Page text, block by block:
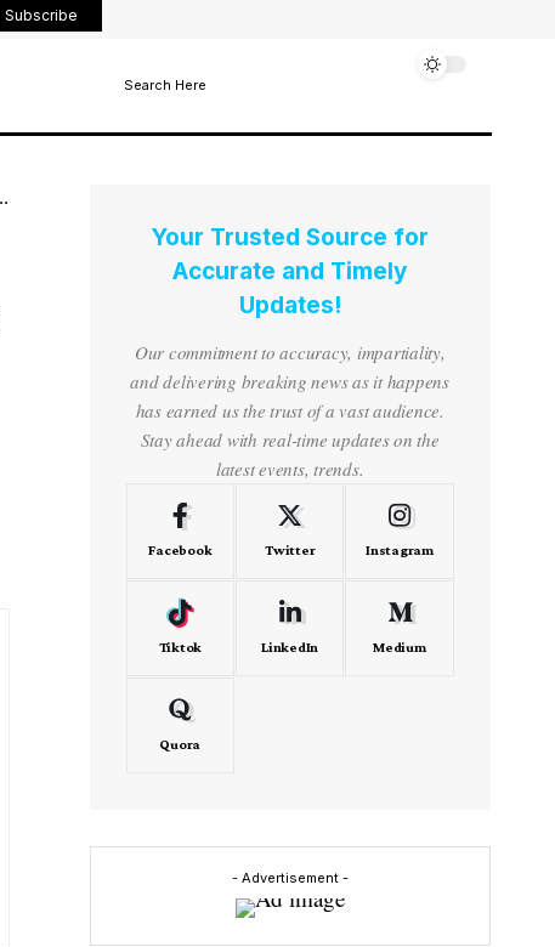
Subscribe
Search Here
Your Trusted Source for
Accurate and Timely
Updates!
Our commitment to accuracy, impartiality,
and delivering breaking news as it happens
has earned us the trust of a vast audience.
Stay ahead with real-time updates on the
latest events, trends.
Facebook Twitter Instagram
Tiktok LinkedIn Medium
Quora
- Advertisement -